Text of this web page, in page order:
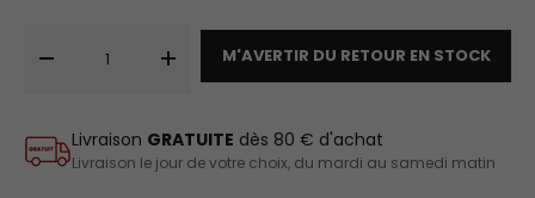
-
+ M'AVERTIR DU RETOUR EN STOCK
Livraison GRATUITE dès 80 € d'achat
Livraison le jour de votre choix, du mardi au samedi matin